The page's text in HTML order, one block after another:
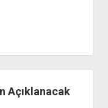
Açıklanacak